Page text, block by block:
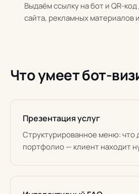
Выдаём ссылку на бот и QR-код
сайта, рекламных материалов
Что умеет бот-
Презентация услуг
Структурированное меню: что
портфолио — клиент находит